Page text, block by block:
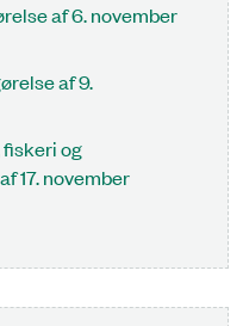
af 6. november
af 9.
og
17. november